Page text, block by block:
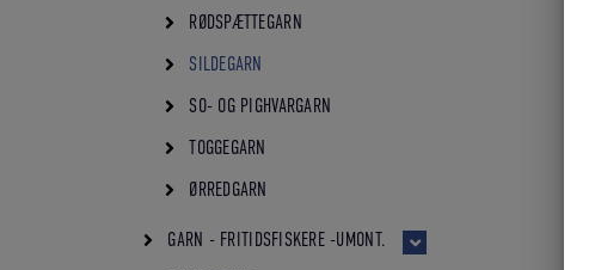
RØDSPÆTTEGARN
SILDEGARN
SO- OG PIGHVARGARN
TOGGEGARN
ØRREDGARN
GARN - FRITIDSFISKERE -UMONT.